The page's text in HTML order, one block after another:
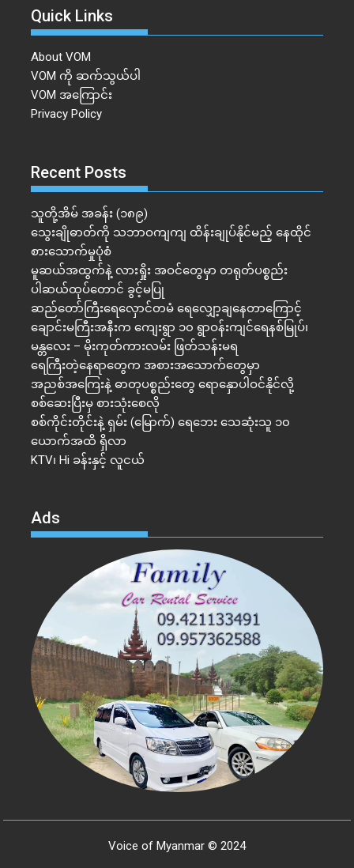
Quick Links
About VOM
VOM ကို ဆက်သွယ်ပါ
VOM အကြောင်း
Privacy Policy
Recent Posts
သူတို့အိမ် အခန်း (၁၈၉)
သွေးချိုဓာတ်ကို သဘာဝကျကျ ထိန်းချုပ်နိုင်မည့် နေထိုင်
စားသောက်မှုပုံစံ
မူဆယ်အထွက်နဲ့ လားရှိုး အဝင်တွေမှာ တရုတ်ပစ္စည်း
ပါဆယ်ထုပ်တောင် ခွင့်မပြု
ဆည်တော်ကြီးရေလှောင်တမံ ရေလျှော့ချနေတာကြောင့်
ချောင်းမကြီးအနီးက ကျေးရွာ ၁၀ ရွာဝန်းကျင်ရေနစ်မြုပ်၊
မန္တလေး – မိုးကုတ်ကားလမ်း ဖြတ်သန်းမရ
ရေကြီးတဲ့​နေရာ​တွေက အစားအသောက်တွေမှာ
အညစ်အကြေးနဲ့ ဓာတုပစ္စည်းတွေ ရောနှောပါဝင်နိုင်လို့
စစ်ဆေးပြီးမှ စားသုံးစေလို
စစ်ကိုင်းတိုင်းနဲ့ ရှမ်း (မြောက်) ရေဘေး သေဆုံးသူ ၁၀
ယောက်အထိ ရှိလာ
KTV၊ Hi ခန်းနှင့် လူငယ်
Ads
Voice of Myanmar © 2024